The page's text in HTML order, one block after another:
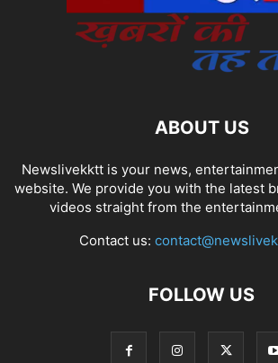
ABOUT US
Newslivekktt is your news,
website. We provide you with the latest
videos straight from the
Contact us:
FOLLOW US